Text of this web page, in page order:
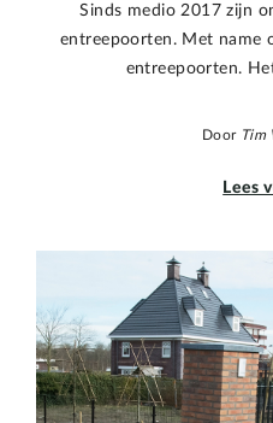
Sinds medio 2017 zijn
entreepoorten. Met name
entreepoorten.
Door Tim
Lees